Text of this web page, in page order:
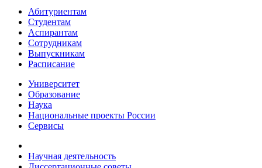
Абитуриентам
Студентам
Аспирантам
Сотрудникам
Выпускникам
Расписание
Университет
Образование
Наука
Национальные проекты России
Сервисы
Научная деятельность